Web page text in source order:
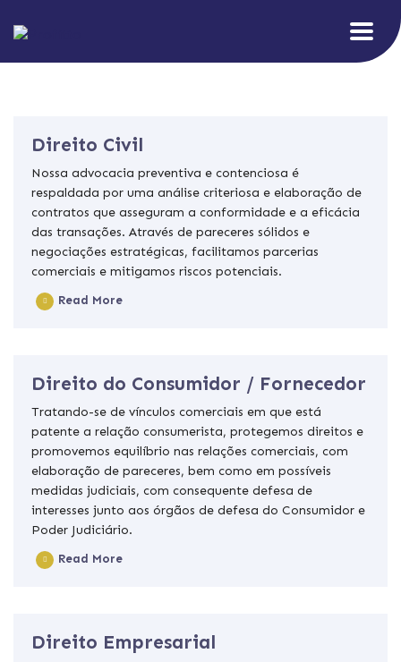
Direito Civil
Nossa advocacia preventiva e contenciosa é
respaldada por uma análise criteriosa e elaboração de
contratos que asseguram a conformidade e a eficácia
das transações. Através de pareceres sólidos e
negociações estratégicas, facilitamos parcerias
comerciais e mitigamos riscos potenciais.
Read More
Direito do Consumidor / Fornecedor
Tratando-se de vínculos comerciais em que está
patente a relação consumerista, protegemos direitos e
promovemos equilíbrio nas relações comerciais, com
elaboração de pareceres, bem como em possíveis
medidas judiciais, com consequente defesa de
interesses junto aos órgãos de defesa do Consumidor e
Poder Judiciário.
Read More
Direito Empresarial